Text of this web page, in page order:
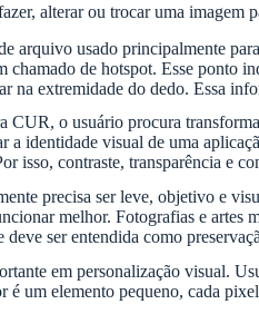
alterar ou trocar uma imagem
arquivo usado principalmente
chamado de hotspot. Esse ponto
na extremidade do dedo. Essa
o usuário procura
a identidade visual de uma
isso, contraste, transparência e
precisa ser leve, objetivo e
melhor. Fotografias e artes
deve ser entendida como
em personalização visual.
é um elemento pequeno, cada